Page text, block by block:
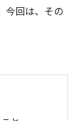
今回は、その